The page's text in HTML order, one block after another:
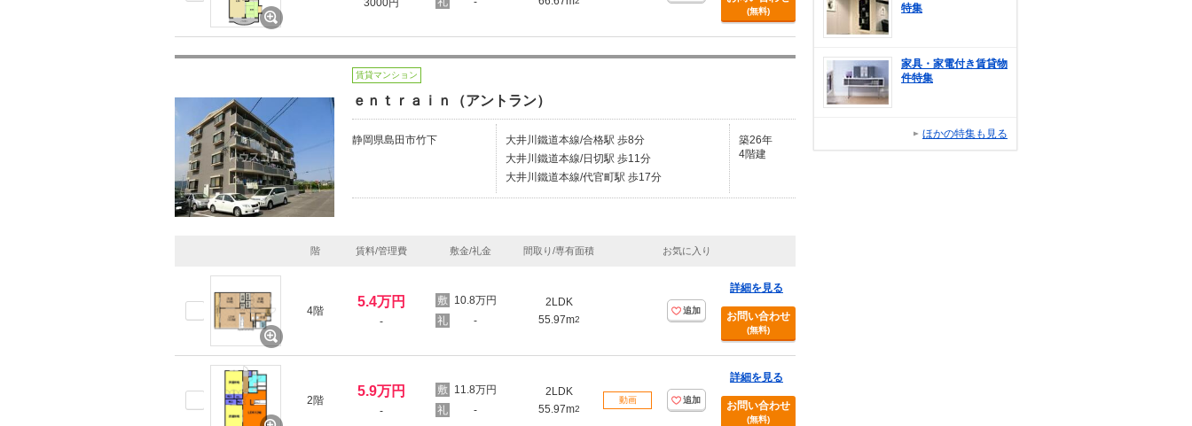
3000円
(無料)
賃貸マンション
ｅｎｔｒａｉｎ（アントラン）
静岡県島田市竹下
大井川鐵道本線/合格駅 歩8分
大井川鐵道本線/日切駅 歩11分
大井川鐵道本線/代官町駅 歩17分
築26年
4階建
階 賃料/管理費 敷金/礼金 間取り/専有面積 お気に入り
4階
5.4万円
-
10.8万円
-
2LDK
55.97m2
追加
詳細を見る
お問い合わせ
(無料)
2階
5.9万円
-
11.8万円
-
2LDK
55.97m2
動画 追加
詳細を見る
お問い合わせ
(無料)
特集
家具・家電付き賃貸物
件特集
ほかの特集も見る